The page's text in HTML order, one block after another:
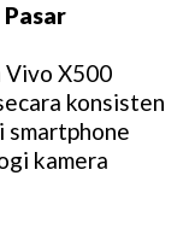
Vivo X500
konsisten
smartphone
kamera